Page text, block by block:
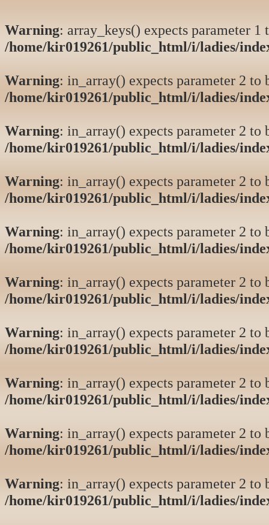
Warning: array_keys() expects parameter
/home/kir019261/public_html/i/ladies/
Warning: in_array() expects parameter 2 to
/home/kir019261/public_html/i/ladies/
Warning: in_array() expects parameter 2 to
/home/kir019261/public_html/i/ladies/
Warning: in_array() expects parameter 2 to
/home/kir019261/public_html/i/ladies/
Warning: in_array() expects parameter 2 to
/home/kir019261/public_html/i/ladies/
Warning: in_array() expects parameter 2 to
/home/kir019261/public_html/i/ladies/
Warning: in_array() expects parameter 2 to
/home/kir019261/public_html/i/ladies/
Warning: in_array() expects parameter 2 to
/home/kir019261/public_html/i/ladies/
Warning: in_array() expects parameter 2 to
/home/kir019261/public_html/i/ladies/
Warning: in_array() expects parameter 2 to
/home/kir019261/public_html/i/ladies/